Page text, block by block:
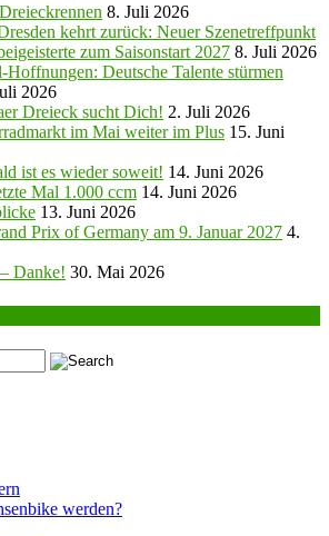
8. Juli 2026
kehrt zurück: Neuer Szenetreffpunkt
zum Saisonstart 2027 8. Juli 2026
Deutsche Talente stürmen
2026
Dreieck sucht Dich! 2. Juli 2026
im Mai weiter im Plus 15. Juni
ist es wieder soweit! 14. Juni 2026
Mal 1.000 ccm 14. Juni 2026
13. Juni 2026
Prix of Germany am 9. Januar 2027 4.
Danke! 30. Mai 2026
werden?